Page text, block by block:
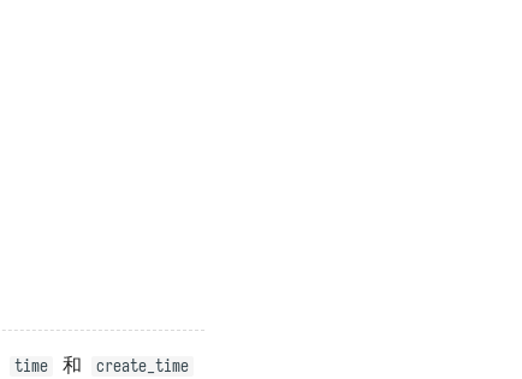
time 和 create_time